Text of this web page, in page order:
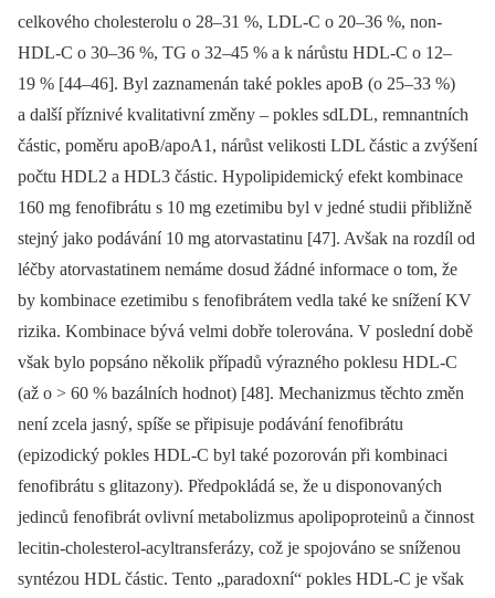
celkového cholesterolu o 28–31 %, LDL-C o 20–36 %, non-
HDL-C o 30–36 %, TG o 32–45 % a k nárůstu HDL-C o 12–
19 % [44–46]. Byl zaznamenán také pokles apoB (o 25–33 %)
a další příznivé kvalitativní změny –⁠ pokles sdLDL, remnantních
částic, poměru apoB/apoA1, nárůst velikosti LDL částic a zvýšení
počtu HDL2 a HDL3 částic. Hypolipidemický efekt kombinace
160 mg fenofibrátu s 10 mg ezetimibu byl v jedné studii přibližně
stejný jako podávání 10 mg atorvastatinu [47]. Avšak na rozdíl od
léčby atorvastatinem nemáme dosud žádné informace o tom, že
by kombinace ezetimibu s fenofibrátem vedla také ke snížení KV
rizika. Kombinace bývá velmi dobře tolerována. V poslední době
však bylo popsáno několik případů výrazného poklesu HDL-C
(až o > 60 % bazálních hodnot) [48]. Mechanizmus těchto změn
není zcela jasný, spíše se připisuje podávání fenofibrátu
(epizodický pokles HDL-C byl také pozorován při kombinaci
fenofibrátu s glitazony). Předpokládá se, že u disponovaných
jedinců fenofibrát ovlivní metabolizmus apolipoproteinů a činnost
lecitin-cholesterol-acyltransferázy, což je spojováno se sníženou
syntézou HDL částic. Tento „paradoxní“ pokles HDL-C je však